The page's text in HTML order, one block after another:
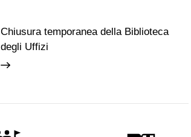
Chiusura temporanea della Biblioteca
degli Uffizi